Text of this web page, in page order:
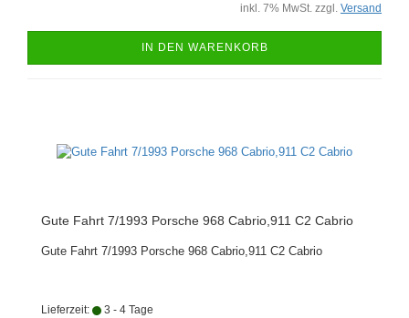
inkl. 7% MwSt. zzgl. Versand
IN DEN WARENKORB
Gute Fahrt 7/1993 Porsche 968 Cabrio,911 C2 Cabrio
Gute Fahrt 7/1993 Porsche 968 Cabrio,911 C2 Cabrio
Lieferzeit: 3 - 4 Tage